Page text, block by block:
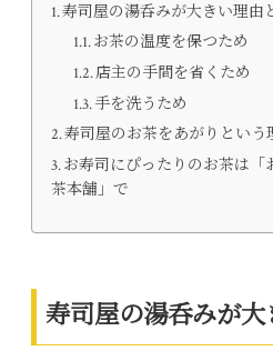
寿司屋の湯呑みが大きい理由
お茶の温度を保つため
店主の手間を省くため
手を洗うため
寿司屋のお茶をあがりという
お寿司にぴったりのお茶は「
茶本舗」で
寿司屋の湯呑みが大